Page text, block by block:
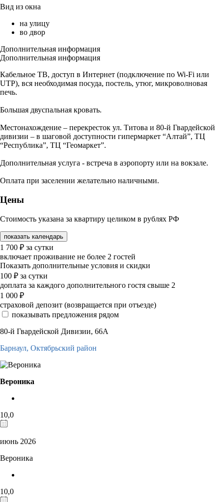
Вид из окна
на улицу
во двор
Дополнительная информация
Дополнительная информация
Кабельное ТВ, доступ в Интернет (подключение по Wi-Fi или
UTP), вся необходимая посуда, постель, утюг, микроволновая
печь.
Большая двуспальная кровать.
Местонахождение – перекресток ул. Титова и 80-й Гвардейской
дивизии – в шаговой доступности гипермаркет “Алтай”, ТЦ
“Республика”, ТЦ “Геомаркет”.
Дополнительная услуга - встреча в аэропорту или на вокзале.
Оплата при заселении желательно наличными.
Цены
Стоимость указана за квартиру целиком в рублях РФ
показать календарь
1 700 ₽ за сутки
включает проживание не более 2 гостей
Показать дополнительные условия и скидки
100 ₽ за сутки
доплата за каждого дополнительного гостя свыше 2
1 000 ₽
страховой депозит (возвращается при отъезде)
показывать предложения рядом
80-й Гвардейской Дивизии, 66А
Барнаул, Октябрьский район
Вероника
10,0
июнь 2026
Вероника
10,0